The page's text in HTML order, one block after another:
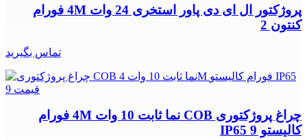
پروژکتور ال ای دی پاور استخری 24 وات 4M فورام
کنتون 2
تماس بگیرید
چراغ پروژکتوری COB نما ثابت 10 وات 4M فورام
کالیستو IP65 9